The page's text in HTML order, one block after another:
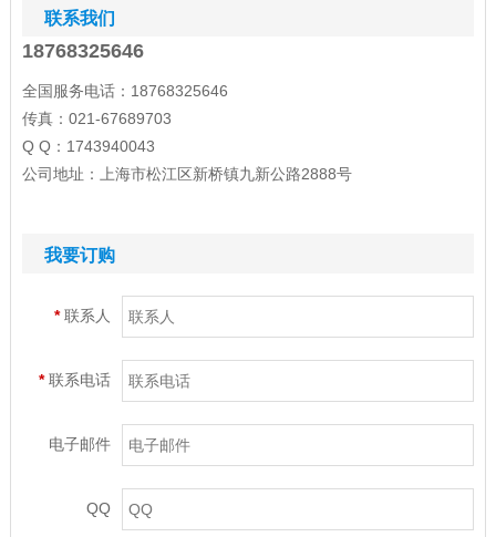
联系我们
18768325646
全国服务电话：18768325646
传真：021-67689703
Q Q：1743940043
公司地址：上海市松江区新桥镇九新公路2888号
我要订购
*联系人
*联系电话
电子邮件
QQ